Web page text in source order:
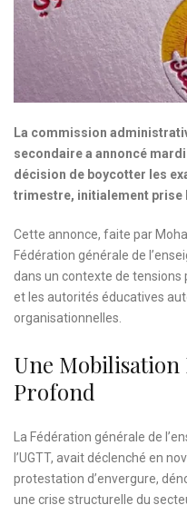
La commission
secondaire a annoncé
décision de boycotter les
trimestre, initialement prise
Cette annonce, faite par
Fédération générale de
dans un contexte de
et les autorités éducatives
organisationnelles.
Une Mobilisation
Profond
La Fédération générale de
l’UGTT, avait déclenché en
protestation d’envergure,
une crise structurelle du